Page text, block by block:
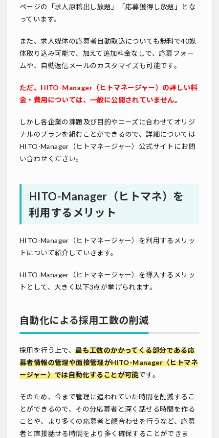
ページの「求人原稿出し放題」「応募獲得し放題」とな
っています。
また、求人媒体の応募者自動取込についても無料で40媒
体取り込み可能で、加えて追加料金なしで、応募フォー
ムや、自動返信メールのカスタマイズも可能です。
ただ、HITO-Manager（ヒトマネージャー）の詳しい料
金・費用については、一般に公開されていません。
しかし各企業の課題及び目的やニーズに合わせてオリジ
ナルのプランを組むことができるので、詳細については
HITO-Manager（ヒトマネージャー）公式サイトにお問
い合わせください。
HITO-Manager（ヒトマネ）を
利用するメリット
HITO-Manager（ヒトマネージャー）を利用するメリッ
トについて紹介していきます。
HITO-Manager（ヒトマネージャー）を導入するメリッ
トとして、大きく以下3点が挙げられます。
自動化による採用工数の削減
採用を行う上で、最も工数のかかってくる部分である応
募者情報の管理や面接管理がHITO-Manager（ヒトマネ
ージャー）では自動化することが可能です。
そのため、今まで管理に追われていた時間を削減するこ
とができるので、その分応募者と深く話せる時間を作る
ことや、より多くの応募者と顔合わせを行うなど、応募
者と直接話せる時間をより多く確保することができま